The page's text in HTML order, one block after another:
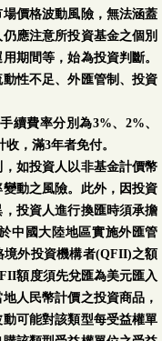
價格波動風險，無法涵蓋
應注意所投資基金之個別
期間等，始為投資判斷。
性不足、外匯管制、投資
續費率分別為3%、2%、
，滿3年者免付。
如投資人以非基金計價幣
動之風險。此外，因投資
投資人進行換匯時須承擔
中國大陸地區實施外匯管
境外投資機構者(QFII)之額
額度須先兌匯為美元匯入
人民幣計價之投資商品，
可能對該類型每受益權單